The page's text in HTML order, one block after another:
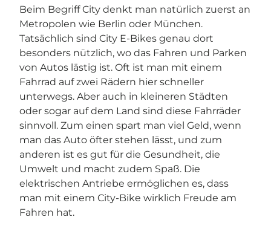
Beim Begriff City denkt man natürlich zuerst an
Metropolen wie Berlin oder München.
Tatsächlich sind City E-Bikes genau dort
besonders nützlich, wo das Fahren und Parken
von Autos lästig ist. Oft ist man mit einem
Fahrrad auf zwei Rädern hier schneller
unterwegs. Aber auch in kleineren Städten
oder sogar auf dem Land sind diese Fahrräder
sinnvoll. Zum einen spart man viel Geld, wenn
man das Auto öfter stehen lässt, und zum
anderen ist es gut für die Gesundheit, die
Umwelt und macht zudem Spaß. Die
elektrischen Antriebe ermöglichen es, dass
man mit einem City-Bike wirklich Freude am
Fahren hat.